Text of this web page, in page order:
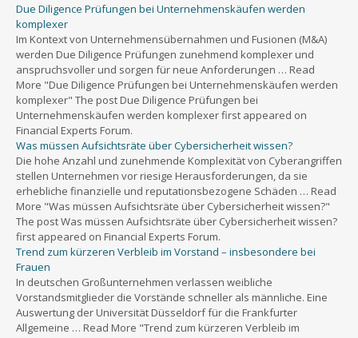
Due Diligence Prüfungen bei Unternehmenskäufen werden
komplexer
Im Kontext von Unternehmensübernahmen und Fusionen (M&A)
werden Due Diligence Prüfungen zunehmend komplexer und
anspruchsvoller und sorgen für neue Anforderungen … Read
More "Due Diligence Prüfungen bei Unternehmenskäufen werden
komplexer" The post Due Diligence Prüfungen bei
Unternehmenskäufen werden komplexer first appeared on
Financial Experts Forum.
Was müssen Aufsichtsräte über Cybersicherheit wissen?
Die hohe Anzahl und zunehmende Komplexität von Cyberangriffen
stellen Unternehmen vor riesige Herausforderungen, da sie
erhebliche finanzielle und reputationsbezogene Schäden … Read
More "Was müssen Aufsichtsräte über Cybersicherheit wissen?"
The post Was müssen Aufsichtsräte über Cybersicherheit wissen?
first appeared on Financial Experts Forum.
Trend zum kürzeren Verbleib im Vorstand – insbesondere bei
Frauen
In deutschen Großunternehmen verlassen weibliche
Vorstandsmitglieder die Vorstände schneller als männliche. Eine
Auswertung der Universität Düsseldorf für die Frankfurter
Allgemeine … Read More "Trend zum kürzeren Verbleib im